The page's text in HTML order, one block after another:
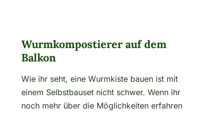
Wurmkompostierer auf dem
Balkon
Wie ihr seht, eine Wurmkiste bauen ist mit
einem Selbstbauset nicht schwer. Wenn ihr
noch mehr über die Möglichkeiten erfahren